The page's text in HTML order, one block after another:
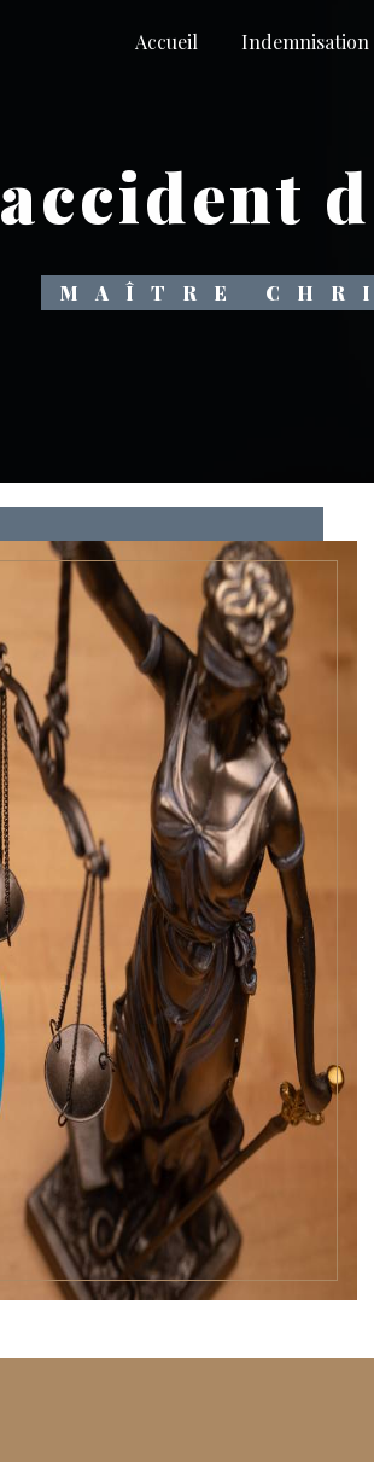
Accueil Indemnisation
accident
MAÎTRE